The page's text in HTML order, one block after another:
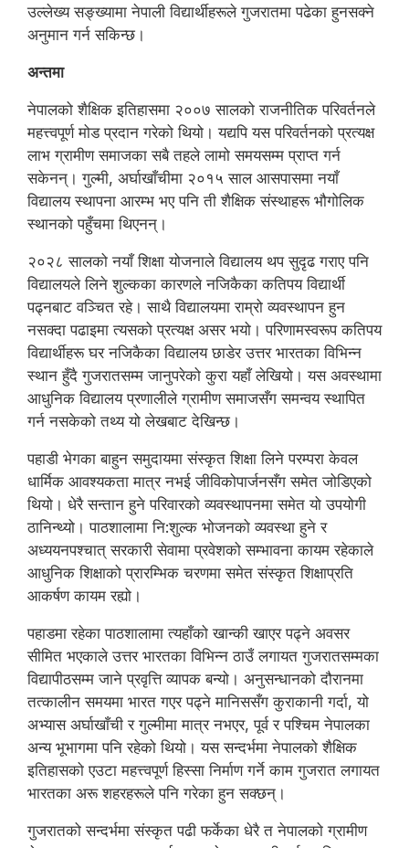
उल्लेख्य सङ्ख्यामा नेपाली विद्यार्थीहरूले गुजरातमा पढेका हुनसक्ने
अनुमान गर्न सकिन्छ।
अन्तमा
नेपालको शैक्षिक इतिहासमा २००७ सालको राजनीतिक परिवर्तनले
महत्त्वपूर्ण मोड प्रदान गरेको थियो। यद्यपि यस परिवर्तनको प्रत्यक्ष
लाभ ग्रामीण समाजका सबै तहले लामो समयसम्म प्राप्त गर्न
सकेनन्। गुल्मी, अर्घाखाँचीमा २०१५ साल आसपासमा नयाँ
विद्यालय स्थापना आरम्भ भए पनि ती शैक्षिक संस्थाहरू भौगोलिक
स्थानको पहुँचमा थिएनन्।
२०२८ सालको नयाँ शिक्षा योजनाले विद्यालय थप सुदृढ गराए पनि
विद्यालयले लिने शुल्कका कारणले नजिकैका कतिपय विद्यार्थी
पढ्नबाट वञ्चित रहे। साथै विद्यालयमा राम्रो व्यवस्थापन हुन
नसक्दा पढाइमा त्यसको प्रत्यक्ष असर भयो। परिणामस्वरूप कतिपय
विद्यार्थीहरू घर नजिकैका विद्यालय छाडेर उत्तर भारतका विभिन्न
स्थान हुँदै गुजरातसम्म जानुपरेको कुरा यहाँ लेखियो। यस अवस्थामा
आधुनिक विद्यालय प्रणालीले ग्रामीण समाजसँग समन्वय स्थापित
गर्न नसकेको तथ्य यो लेखबाट देखिन्छ।
पहाडी भेगका बाहुन समुदायमा संस्कृत शिक्षा लिने परम्परा केवल
धार्मिक आवश्यकता मात्र नभई जीविकोपार्जनसँग समेत जोडिएको
थियो। धेरै सन्तान हुने परिवारको व्यवस्थापनमा समेत यो उपयोगी
ठानिन्थ्यो। पाठशालामा नि:शुल्क भोजनको व्यवस्था हुने र
अध्ययनपश्चात् सरकारी सेवामा प्रवेशको सम्भावना कायम रहेकाले
आधुनिक शिक्षाको प्रारम्भिक चरणमा समेत संस्कृत शिक्षाप्रति
आकर्षण कायम रह्यो।
पहाडमा रहेका पाठशालामा त्यहाँको खान्की खाएर पढ्ने अवसर
सीमित भएकाले उत्तर भारतका विभिन्न ठाउँ लगायत गुजरातसम्मका
विद्यापीठसम्म जाने प्रवृत्ति व्यापक बन्यो। अनुसन्धानको दौरानमा
तत्कालीन समयमा भारत गएर पढ्ने मानिससँग कुराकानी गर्दा, यो
अभ्यास अर्घाखाँची र गुल्मीमा मात्र नभएर, पूर्व र पश्चिम नेपालका
अन्य भूभागमा पनि रहेको थियो। यस सन्दर्भमा नेपालको शैक्षिक
इतिहासको एउटा महत्त्वपूर्ण हिस्सा निर्माण गर्ने काम गुजरात लगायत
भारतका अरू शहरहरूले पनि गरेका हुन सक्छन्।
गुजरातको सन्दर्भमा संस्कृत पढी फर्केका धेरै त नेपालको ग्रामीण